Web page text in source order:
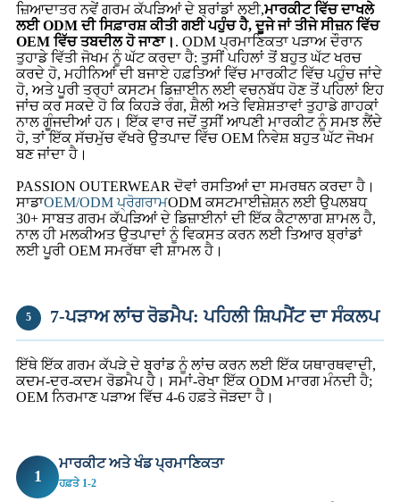
ਜ਼ਿਆਦਾਤਰ ਨਵੇਂ ਗਰਮ ਕੱਪੜਿਆਂ ਦੇ ਬ੍ਰਾਂਡਾਂ ਲਈ,ਮਾਰਕੀਟ ਵਿੱਚ ਦਾਖਲੇ
ਲਈ ODM ਦੀ ਸਿਫ਼ਾਰਸ਼ ਕੀਤੀ ਗਈ ਪਹੁੰਚ ਹੈ, ਦੂਜੇ ਜਾਂ ਤੀਜੇ ਸੀਜ਼ਨ ਵਿੱਚ
OEM ਵਿੱਚ ਤਬਦੀਲ ਹੋ ਜਾਣਾ। . ODM ਪ੍ਰਮਾਣਿਕਤਾ ਪੜਾਅ ਦੌਰਾਨ
ਤੁਹਾਡੇ ਵਿੱਤੀ ਜੋਖਮ ਨੂੰ ਘੱਟ ਕਰਦਾ ਹੈ: ਤੁਸੀਂ ਪਹਿਲਾਂ ਤੋਂ ਬਹੁਤ ਘੱਟ ਖਰਚ
ਕਰਦੇ ਹੋ, ਮਹੀਨਿਆਂ ਦੀ ਬਜਾਏ ਹਫ਼ਤਿਆਂ ਵਿੱਚ ਮਾਰਕੀਟ ਵਿੱਚ ਪਹੁੰਚ ਜਾਂਦੇ
ਹੋ, ਅਤੇ ਪੂਰੀ ਤਰ੍ਹਾਂ ਕਸਟਮ ਡਿਜ਼ਾਈਨ ਲਈ ਵਚਨਬੱਧ ਹੋਣ ਤੋਂ ਪਹਿਲਾਂ ਇਹ
ਜਾਂਚ ਕਰ ਸਕਦੇ ਹੋ ਕਿ ਕਿਹੜੇ ਰੰਗ, ਸ਼ੈਲੀ ਅਤੇ ਵਿਸ਼ੇਸ਼ਤਾਵਾਂ ਤੁਹਾਡੇ ਗਾਹਕਾਂ
ਨਾਲ ਗੂੰਜਦੀਆਂ ਹਨ। ਇੱਕ ਵਾਰ ਜਦੋਂ ਤੁਸੀਂ ਆਪਣੀ ਮਾਰਕੀਟ ਨੂੰ ਸਮਝ ਲੈਂਦੇ
ਹੋ, ਤਾਂ ਇੱਕ ਸੱਚਮੁੱਚ ਵੱਖਰੇ ਉਤਪਾਦ ਵਿੱਚ OEM ਨਿਵੇਸ਼ ਬਹੁਤ ਘੱਟ ਜੋਖਮ
ਬਣ ਜਾਂਦਾ ਹੈ।
PASSION OUTERWEAR ਦੋਵਾਂ ਰਸਤਿਆਂ ਦਾ ਸਮਰਥਨ ਕਰਦਾ ਹੈ।
ਸਾਡਾOEM/ODM ਪ੍ਰੋਗਰਾਮODM ਕਸਟਮਾਈਜ਼ੇਸ਼ਨ ਲਈ ਉਪਲਬਧ
30+ ਸਾਬਤ ਗਰਮ ਕੱਪੜਿਆਂ ਦੇ ਡਿਜ਼ਾਈਨਾਂ ਦੀ ਇੱਕ ਕੈਟਾਲਾਗ ਸ਼ਾਮਲ ਹੈ,
ਨਾਲ ਹੀ ਮਲਕੀਅਤ ਉਤਪਾਦਾਂ ਨੂੰ ਵਿਕਸਤ ਕਰਨ ਲਈ ਤਿਆਰ ਬ੍ਰਾਂਡਾਂ
ਲਈ ਪੂਰੀ OEM ਸਮਰੱਥਾ ਵੀ ਸ਼ਾਮਲ ਹੈ।
5 7-ਪੜਾਅ ਲਾਂਚ ਰੋਡਮੈਪ: ਪਹਿਲੀ ਸ਼ਿਪਮੈਂਟ ਦਾ ਸੰਕਲਪ
ਇੱਥੇ ਇੱਕ ਗਰਮ ਕੱਪੜੇ ਦੇ ਬ੍ਰਾਂਡ ਨੂੰ ਲਾਂਚ ਕਰਨ ਲਈ ਇੱਕ ਯਥਾਰਥਵਾਦੀ,
ਕਦਮ-ਦਰ-ਕਦਮ ਰੋਡਮੈਪ ਹੈ। ਸਮਾਂ-ਰੇਖਾ ਇੱਕ ODM ਮਾਰਗ ਮੰਨਦੀ ਹੈ;
OEM ਨਿਰਮਾਣ ਪੜਾਅ ਵਿੱਚ 4-6 ਹਫ਼ਤੇ ਜੋੜਦਾ ਹੈ।
1
ਮਾਰਕੀਟ ਅਤੇ ਖੰਡ ਪ੍ਰਮਾਣਿਕਤਾ
ਹਫ਼ਤੇ 1-2